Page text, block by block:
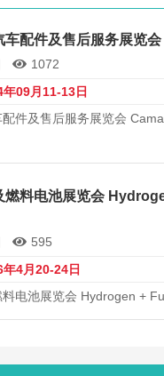
车配件及售后服务展览
1072
年09月11-13日
件及售后服务展览会
燃料电池展览会
595
年4月20-24日
电池展览会 Hydrogen +